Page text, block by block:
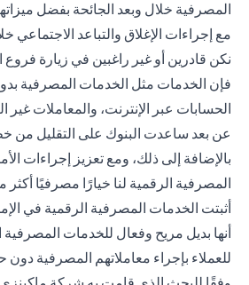
المصرفية خلال وبعد الجائحة بفضل
مع إجراءات الإغلاق والتباعد الاجتماعي
نكن قادرين أو غير راغبين في زيارة فروع
فإن الخدمات مثل الخدمات المصرفية
الحسابات عبر الإنترنت، والمعاملات غير
عن بعد ساعدت البنوك على التقليل من
بالإضافة إلى ذلك، ومع تعزيز إجراءات
المصرفية الرقمية لنا خيارًا مصرفيًا أكثر
أثبتت الخدمات المصرفية الرقمية في
أنها بديل مريح وفعال للخدمات المصرفية
للعملاء بإجراء معاملاتهم المصرفية دون